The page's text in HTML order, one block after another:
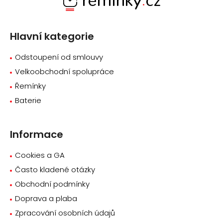
Hlavní kategorie
Odstoupení od smlouvy
Velkoobchodní spolupráce
Řemínky
Baterie
Informace
Cookies a GA
Často kladené otázky
Obchodní podmínky
Doprava a plaba
Zpracování osobních údajů